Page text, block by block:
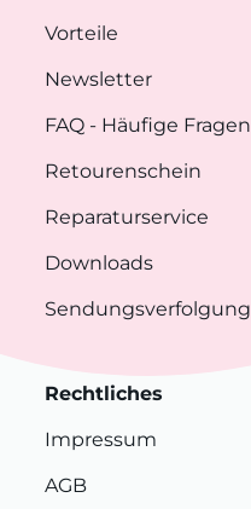
Vorteile
Newsletter
FAQ - Häufige Fragen
Retourenschein
Reparaturservice
Downloads
Sendungsverfolgung
Rechtliches
Impressum
AGB